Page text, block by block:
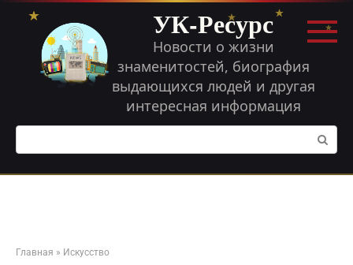
Перейти
контенту
УК-Ресурс
Новости о жизни
знаменитостей, биография
выдающихся людей и другая
интересная информация
Поиск:
Главная » Искусство